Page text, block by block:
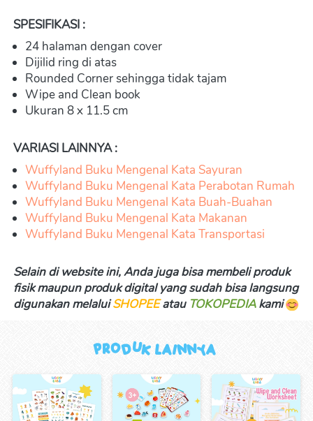
SPESIFIKASI :
24 halaman dengan cover
Dijilid ring di atas
Rounded Corner sehingga tidak tajam
Wipe and Clean book
Ukuran 8 x 11.5 cm
VARIASI LAINNYA :
Wuffyland Buku Mengenal Kata Sayuran
Wuffyland Buku Mengenal Kata Perabotan Rumah
Wuffyland Buku Mengenal Kata Buah-Buahan
Wuffyland Buku Mengenal Kata Makanan
Wuffyland Buku Mengenal Kata Transportasi
Selain di website ini, Anda juga bisa membeli produk
fisik maupun produk digital yang sudah bisa langsung
digunakan melalui SHOPEE atau TOKOPEDIA kami
Produk Lainnya